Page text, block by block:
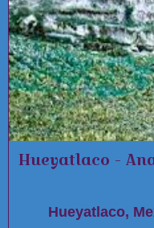
Hueyatlaco -
Hueyatlaco,